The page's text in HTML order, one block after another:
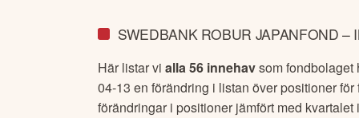
SWEDBANK ROBUR JAPANFOND –
Här listar vi alla 56 innehavsom fondbolaget
04-13 en förändring i listan över positioner
förändringar i positioner jämfört med